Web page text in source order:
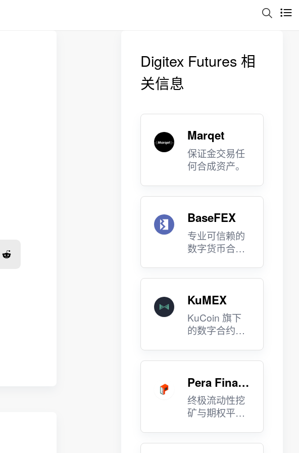
Digitex Futures 相
关信息
Marqet
保证金交易任
何合成资产。
BaseFEX
专业可信赖的
数字货币合约
KuMEX
KuCoin 旗下
的数字合约交
Pera Finan
ce
终极流动性挖
矿与期权平